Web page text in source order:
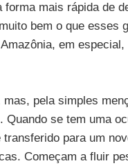
mais rápida de
bem o que esses
em
pela simples
Quando se tem uma
para um
Começam a fluir